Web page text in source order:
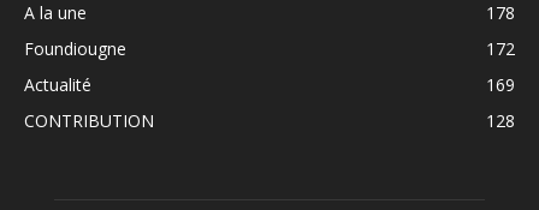
A la une
178
Foundiougne
172
Actualité
169
CONTRIBUTION
128